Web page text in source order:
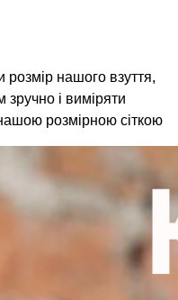
розмір нашого взуття,
зручно і виміряти
нашою розмірною сіткою